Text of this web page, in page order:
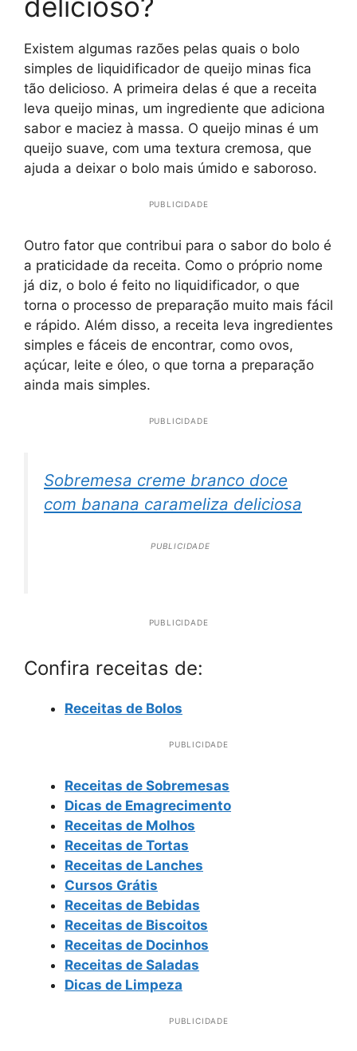
Existem algumas razões pelas quais o bolo
simples de liquidificador de queijo minas fica
tão delicioso. A primeira delas é que a receita
leva queijo minas, um ingrediente que adiciona
sabor e maciez à massa. O queijo minas é um
queijo suave, com uma textura cremosa, que
ajuda a deixar o bolo mais úmido e saboroso.
PUBLICIDADE
Outro fator que contribui para o sabor do bolo é
a praticidade da receita. Como o próprio nome
já diz, o bolo é feito no liquidificador, o que
torna o processo de preparação muito mais fácil
e rápido. Além disso, a receita leva ingredientes
simples e fáceis de encontrar, como ovos,
açúcar, leite e óleo, o que torna a preparação
ainda mais simples.
PUBLICIDADE
Sobremesa creme branco doce
com banana carameliza deliciosa
PUBLICIDADE
PUBLICIDADE
Confira receitas de:
Receitas de Bolos
PUBLICIDADE
Receitas de Sobremesas
Dicas de Emagrecimento
Receitas de Molhos
Receitas de Tortas
Receitas de Lanches
Cursos Grátis
Receitas de Bebidas
Receitas de Biscoitos
Receitas de Docinhos
Receitas de Saladas
Dicas de Limpeza
PUBLICIDADE